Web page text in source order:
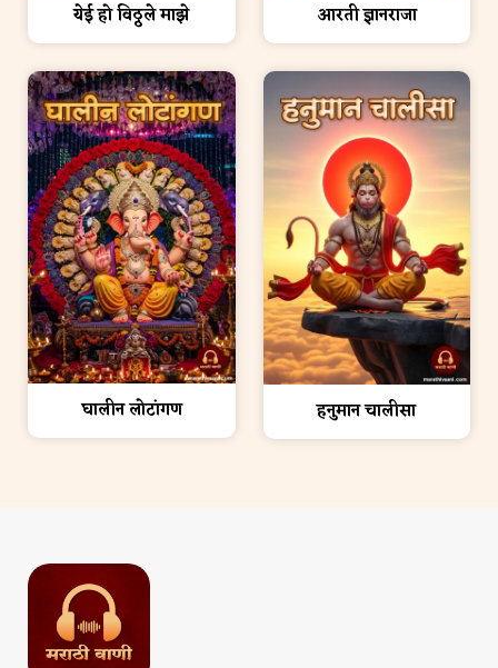
येई हो विठ्ठले माझे आरती ज्ञानराजा
घालीन लोटांगण हनुमान चालीसा